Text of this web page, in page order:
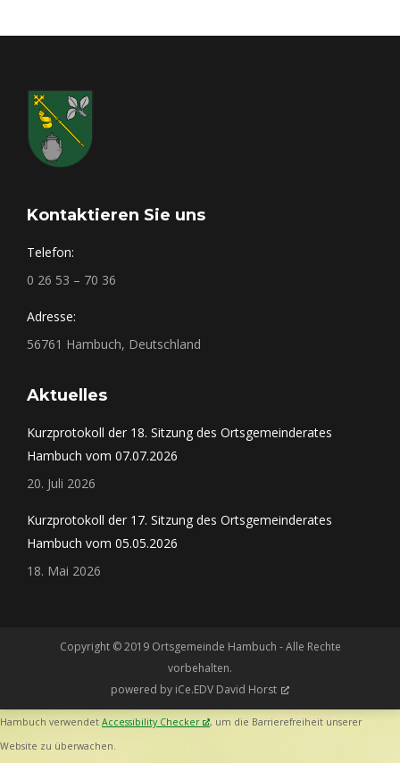
Kontaktieren Sie uns
Telefon:
0 26 53 – 70 36
Adresse:
56761 Hambuch, Deutschland
Aktuelles
Kurzprotokoll der 18. Sitzung des Ortsgemeinderates
Hambuch vom 07.07.2026
20. Juli 2026
Kurzprotokoll der 17. Sitzung des Ortsgemeinderates
Hambuch vom 05.05.2026
18. Mai 2026
Copyright © 2019 Ortsgemeinde Hambuch - Alle Rechte
vorbehalten.
powered by iCe.EDV David Horst
Hambuch verwendet Accessibility Checker
, um die Barrierefreiheit unserer
Website zu überwachen.